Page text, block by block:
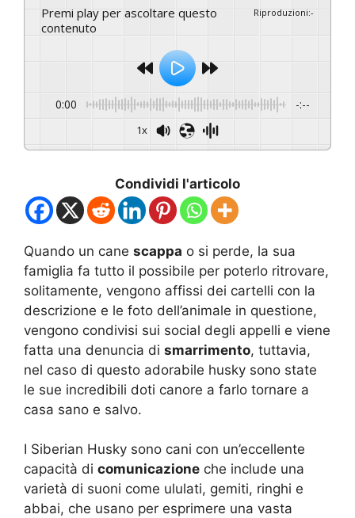
Premi play per ascoltare questo
contenuto
Riproduzioni:-
0:00 -:--
1x
Condividi l'articolo
Quando un cane scappa o si perde, la sua
famiglia fa tutto il possibile per poterlo ritrovare,
solitamente, vengono affissi dei cartelli con la
descrizione e le foto dell’animale in questione,
vengono condivisi sui social degli appelli e viene
fatta una denuncia di smarrimento, tuttavia,
nel caso di questo adorabile husky sono state
le sue incredibili doti canore a farlo tornare a
casa sano e salvo.
I Siberian Husky sono cani con un’eccellente
capacità di comunicazione che include una
varietà di suoni come ululati, gemiti, ringhi e
abbai, che usano per esprimere una vasta